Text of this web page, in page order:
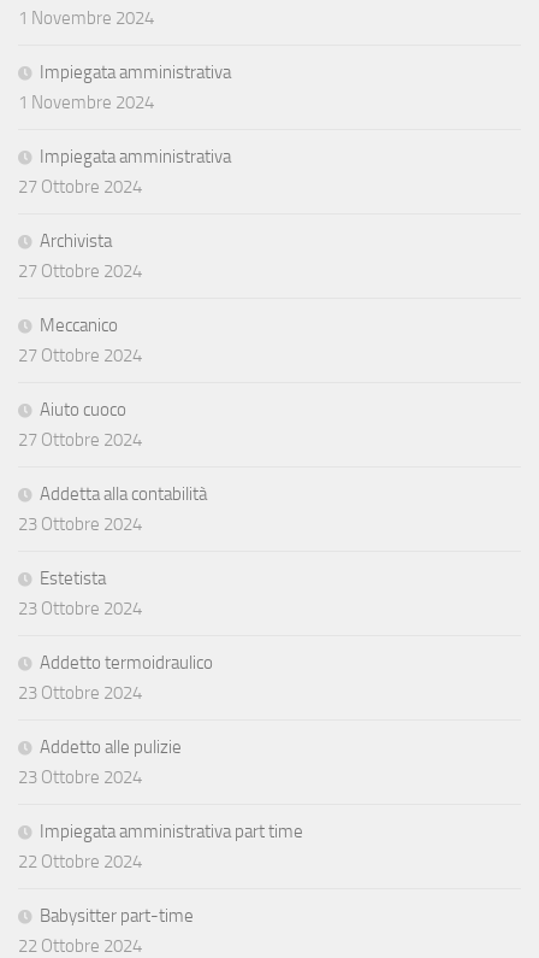
1 Novembre 2024
Impiegata amministrativa
1 Novembre 2024
Impiegata amministrativa
27 Ottobre 2024
Archivista
27 Ottobre 2024
Meccanico
27 Ottobre 2024
Aiuto cuoco
27 Ottobre 2024
Addetta alla contabilità
23 Ottobre 2024
Estetista
23 Ottobre 2024
Addetto termoidraulico
23 Ottobre 2024
Addetto alle pulizie
23 Ottobre 2024
Impiegata amministrativa part time
22 Ottobre 2024
Babysitter part-time
22 Ottobre 2024